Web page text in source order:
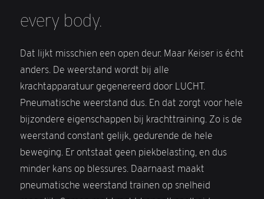
every body.
Dat lijkt misschien een open deur. Maar Keiser is écht
anders. De weerstand wordt bij alle
krachtapparatuur gegenereerd door LUCHT.
Pneumatische weerstand dus. En dat zorgt voor hele
bijzondere eigenschappen bij krachttraining. Zo is de
weerstand constant gelijk, gedurende de hele
beweging. Er ontstaat geen piekbelasting, en dus
minder kans op blessures. Daarnaast maakt
pneumatische weerstand trainen op snelheid